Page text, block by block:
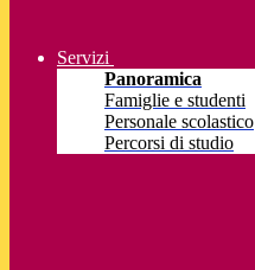
Servizi
Panoramica
Famiglie e studenti
Personale scolastico
Percorsi di studio